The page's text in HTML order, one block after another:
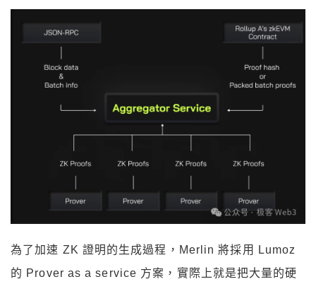
為了加速 ZK 證明的生成過程，Merlin 將採用 Lumoz
的 Prover as a service 方案，實際上就是把大量的硬